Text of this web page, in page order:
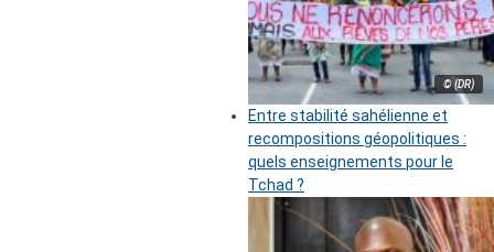
© (DR)
Entre stabilité sahélienne et
recompositions géopolitiques :
quels enseignements pour le
Tchad ?